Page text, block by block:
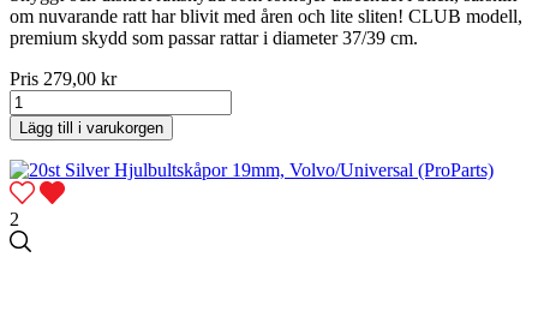
om nuvarande ratt har blivit med åren och lite sliten! CLUB modell,
premium skydd som passar rattar i diameter 37/39 cm.
Pris 279,00 kr
Lägg till i varukorgen
2